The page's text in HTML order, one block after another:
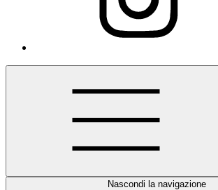
Nascondi la navigazione